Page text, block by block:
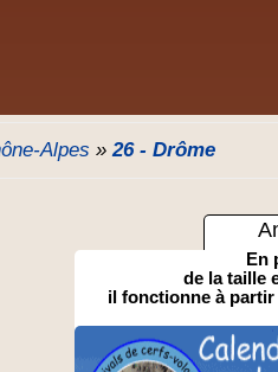
Alpes »26 - Drôme
En
de la taille
il fonctionne à partir